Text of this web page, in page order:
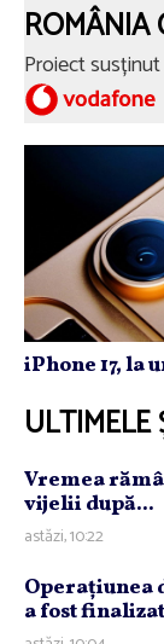
ROMÂNIA
Proiect
iPhone 17, la
ULTIMELE
Vremea
vijelii după...
astăzi, 10:22
Operaţiunea
a fost